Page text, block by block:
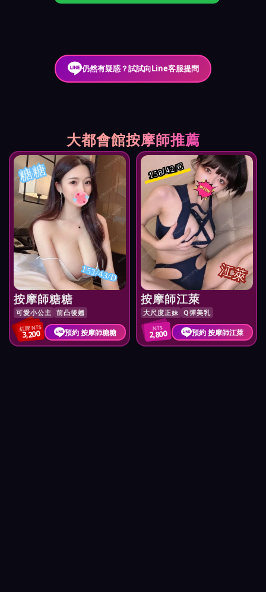
仍然有疑惑？試試向Line客服提問
大都會館按摩師推薦
糖糖
153/43/D
按摩師糖糖
可愛小公主 前凸後翹
紅牌 NT$
3,200 預約 按摩師糖糖
江萊
158/42/C
按摩師江萊
大尺度正妹 Q彈美乳
NT$
2,800 預約 按摩師江萊